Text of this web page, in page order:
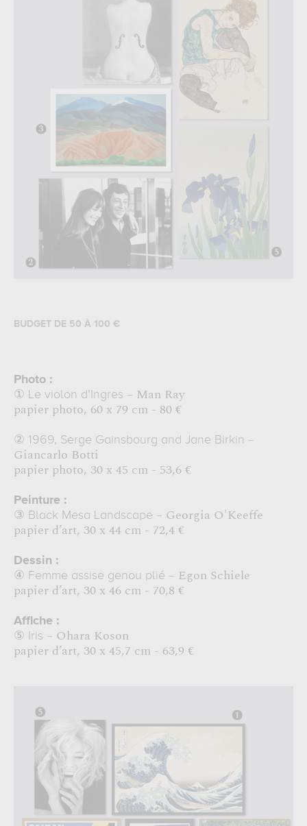
BUDGET DE 50 À 100 €
Photo :
①
Le violon d’Ingres – Man Ray
papier photo, 60 x 79 cm - 80 €
② 1969, Serge Gainsbourg and Jane Birkin –
Giancarlo Botti
papier photo, 30 x 45 cm - 53,6 €
Peinture :
③ Black Mesa Landscape – Georgia O'Keeffe
papier d’art, 30 x 44 cm - 72,4 €
Dessin :
④ Femme assise genou plié – Egon Schiele
papier d’art, 30 x 46 cm - 70,8 €
Affiche :
⑤
Iris – Ohara Koson
papier d’art, 30 x 45,7 cm - 63,9 €